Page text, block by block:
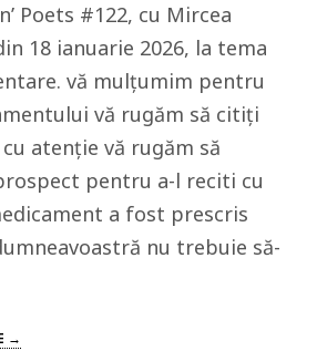
Poets #122, cu Mircea
18 ianuarie 2026, la tema
vă mulțumim pentru
vă rugăm să citiți
atenție vă rugăm să
pentru a-l reciti cu
a fost prescris
nu trebuie să-
→